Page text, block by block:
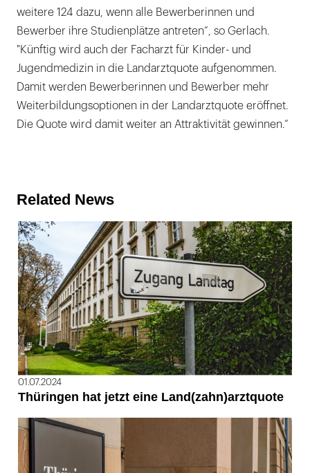
weitere 124 dazu, wenn alle Bewerberinnen und
Bewerber ihre Studienplätze antreten“, so Gerlach.
"Künftig wird auch der Facharzt für Kinder- und
Jugendmedizin in die Landarztquote aufgenommen.
Damit werden Bewerberinnen und Bewerber mehr
Weiterbildungsoptionen in der Landarztquote eröffnet.
Die Quote wird damit weiter an Attraktivität gewinnen.“
Related News
01.07.2024
Thüringen hat jetzt eine Land(zahn)arztquote